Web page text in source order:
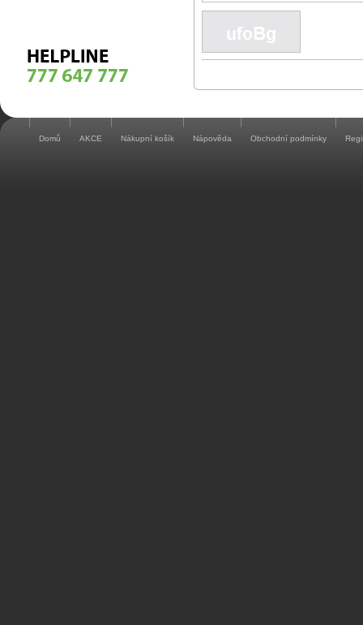
Domů AKCE Nákupní košík Nápověda Obchodní podmínky